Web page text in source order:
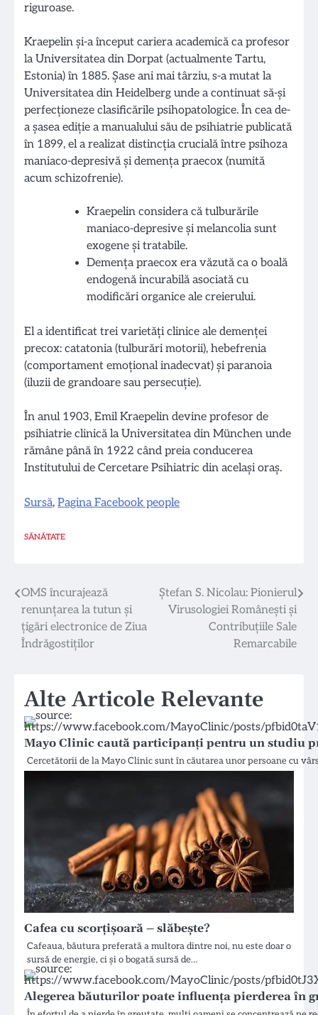
riguroase.
Kraepelin și-a început cariera academică ca profesor
la Universitatea din Dorpat (actualmente Tartu,
Estonia) în 1885. Șase ani mai târziu, s-a mutat la
Universitatea din Heidelberg unde a continuat să-și
perfecționeze clasificările psihopatologice. În cea de-
a șasea ediție a manualului său de psihiatrie publicată
în 1899, el a realizat distincția crucială între psihoza
maniaco-depresivă și demența praecox (numită
acum schizofrenie).
Kraepelin considera că tulburările
maniaco-depresive și melancolia sunt
exogene și tratabile.
Demența praecox era văzută ca o boală
endogenă incurabilă asociată cu
modificări organice ale creierului.
El a identificat trei varietăți clinice ale demenței
precox: catatonia (tulburări motorii), hebefrenia
(comportament emoțional inadecvat) și paranoia
(iluzii de grandoare sau persecuție).
În anul 1903, Emil Kraepelin devine profesor de
psihiatrie clinică la Universitatea din München unde
rămâne până în 1922 când preia conducerea
Institutului de Cercetare Psihiatric din același oraș.
Sursă, Pagina Facebook people
SĂNĂTATE
Navigare
în
articole
OMS încurajează
renunțarea la tutun și
țigări electronice de Ziua
Îndrăgostiților
Ștefan S. Nicolau: Pionierul
Virusologiei Românești și
Contribuțiile Sale
Remarcabile
Alte Articole Relevante
Mayo Clinic caută participanți pentru un studiu
Cercetătorii de la Mayo Clinic sunt în căutarea unor persoane cu
Cafea cu scorțișoară – slăbește?
Cafeaua, băutura preferată a multora dintre noi, nu este doar o
sursă de energie, ci și o bogată sursă de…
Alegerea băuturilor poate influența pierderea în